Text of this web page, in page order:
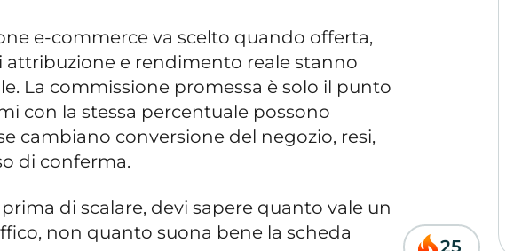
e-commerce va scelto quando offerta,
attribuzione e rendimento reale stanno
La commissione promessa è solo il punto
con la stessa percentuale possono
cambiano conversione del negozio, resi,
di conferma.
di scalare, devi sapere quanto vale un
non quanto suona bene la scheda